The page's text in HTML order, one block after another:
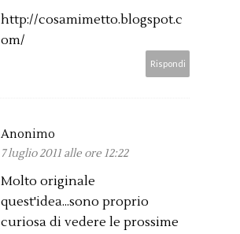
http://cosamimetto.blogspot.c
om/
Rispondi
Anonimo
7 luglio 2011 alle ore 12:22
Molto originale
quest'idea...sono proprio
curiosa di vedere le prossime